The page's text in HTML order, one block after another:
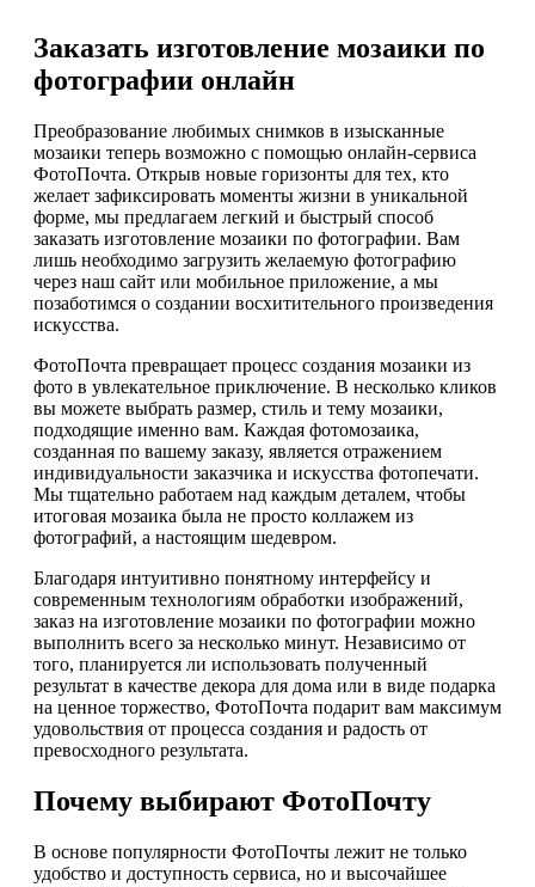
Заказать изготовление мозаики по
фотографии онлайн
Преобразование любимых снимков в изысканные
мозаики теперь возможно с помощью онлайн-сервиса
ФотоПочта. Открыв новые горизонты для тех, кто
желает зафиксировать моменты жизни в уникальной
форме, мы предлагаем легкий и быстрый способ
заказать изготовление мозаики по фотографии. Вам
лишь необходимо загрузить желаемую фотографию
через наш сайт или мобильное приложение, а мы
позаботимся о создании восхитительного произведения
искусства.
ФотоПочта превращает процесс создания мозаики из
фото в увлекательное приключение. В несколько кликов
вы можете выбрать размер, стиль и тему мозаики,
подходящие именно вам. Каждая фотомозаика,
созданная по вашему заказу, является отражением
индивидуальности заказчика и искусства фотопечати.
Мы тщательно работаем над каждым деталем, чтобы
итоговая мозаика была не просто коллажем из
фотографий, а настоящим шедевром.
Благодаря интуитивно понятному интерфейсу и
современным технологиям обработки изображений,
заказ на изготовление мозаики по фотографии можно
выполнить всего за несколько минут. Независимо от
того, планируется ли использовать полученный
результат в качестве декора для дома или в виде подарка
на ценное торжество, ФотоПочта подарит вам максимум
удовольствия от процесса создания и радость от
превосходного результата.
Почему выбирают ФотоПочту
В основе популярности ФотоПочты лежит не только
удобство и доступность сервиса, но и высочайшее